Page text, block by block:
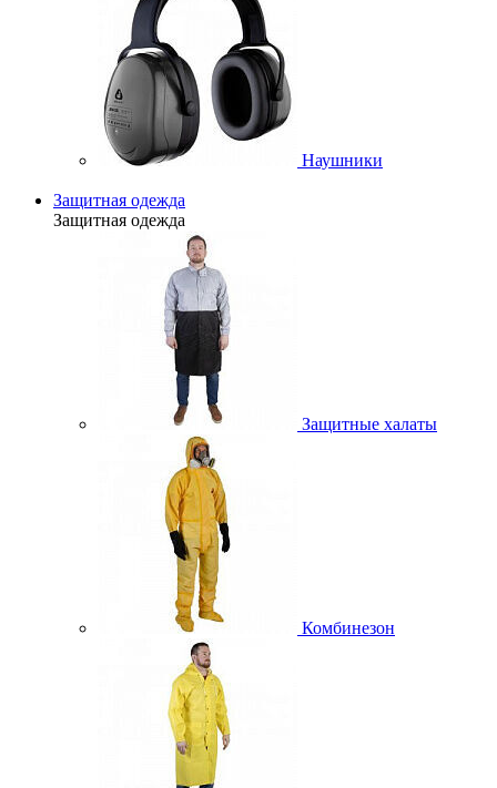
Наушники
Защитная одежда
Защитная одежда
Защитные халаты
Комбинезон